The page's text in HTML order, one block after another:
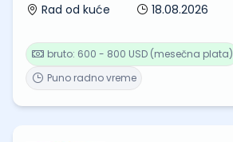
Rad od kuće
18.08.2026
Puno radno vreme
bruto: 600 - 800 USD (mesečna plata)